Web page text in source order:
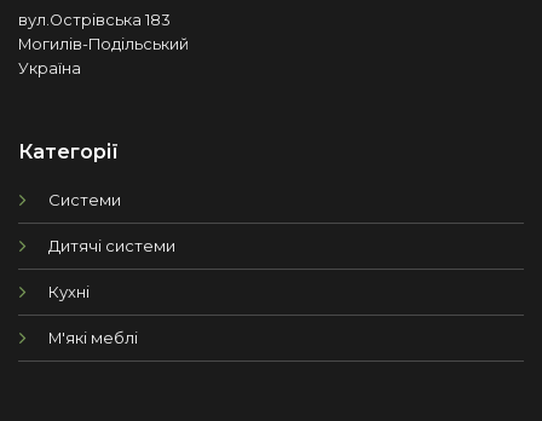
вул.Острівська 183
Могилів-Подільський
Україна
Категорії
Системи
Дитячі системи
Кухні
М'які меблі